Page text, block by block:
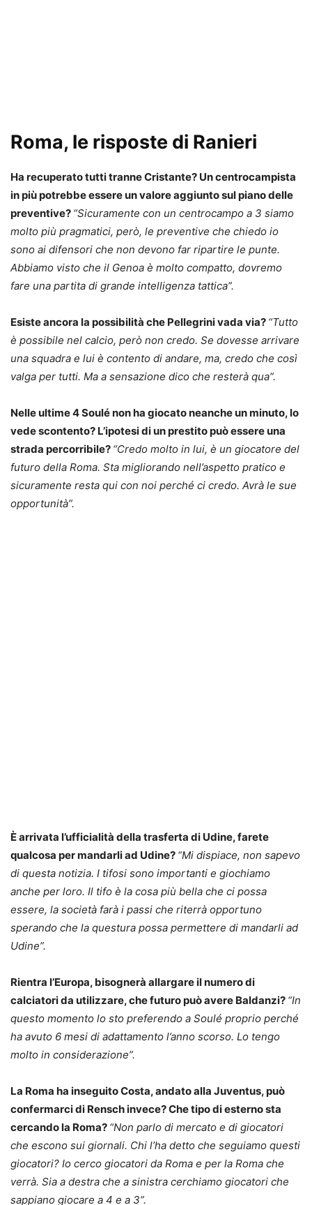
Roma, le risposte di Ranieri
Ha recuperato tutti tranne Cristante? Un centrocampista
in più potrebbe essere un valore aggiunto sul piano delle
preventive? “Sicuramente con un centrocampo a 3 siamo
molto più pragmatici, però, le preventive che chiedo io
sono ai difensori che non devono far ripartire le punte.
Abbiamo visto che il Genoa è molto compatto, dovremo
fare una partita di grande intelligenza tattica”.
Esiste ancora la possibilità che Pellegrini vada via? “Tutto
è possibile nel calcio, però non credo. Se dovesse arrivare
una squadra e lui è contento di andare, ma, credo che così
valga per tutti. Ma a sensazione dico che resterà qua”.
Nelle ultime 4 Soulé non ha giocato neanche un minuto, lo
vede scontento? L’ipotesi di un prestito può essere una
strada percorribile? “Credo molto in lui, è un giocatore del
futuro della Roma. Sta migliorando nell’aspetto pratico e
sicuramente resta qui con noi perché ci credo. Avrà le sue
opportunità”.
È arrivata l’ufficialità della trasferta di Udine, farete
qualcosa per mandarli ad Udine? “Mi dispiace, non sapevo
di questa notizia. I tifosi sono importanti e giochiamo
anche per loro. Il tifo è la cosa più bella che ci possa
essere, la società farà i passi che riterrà opportuno
sperando che la questura possa permettere di mandarli ad
Udine”.
Rientra l’Europa, bisognerà allargare il numero di
calciatori da utilizzare, che futuro può avere Baldanzi? “In
questo momento lo sto preferendo a Soulé proprio perché
ha avuto 6 mesi di adattamento l’anno scorso. Lo tengo
molto in considerazione”.
La Roma ha inseguito Costa, andato alla Juventus, può
confermarci di Rensch invece? Che tipo di esterno sta
cercando la Roma? “Non parlo di mercato e di giocatori
che escono sui giornali. Chi l’ha detto che seguiamo questi
giocatori? Io cerco giocatori da Roma e per la Roma che
verrà. Sia a destra che a sinistra cerchiamo giocatori che
sappiano giocare a 4 e a 3”.